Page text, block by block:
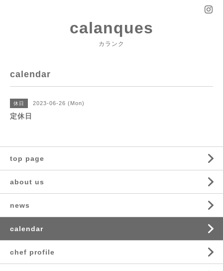
calanques
カランク
calendar
休日 2023-06-26 (Mon)
定休日
top page
about us
news
calendar
chef profile